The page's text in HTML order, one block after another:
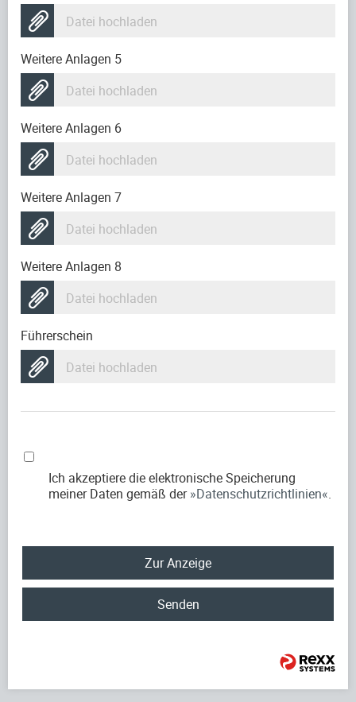
Datei hochladen
Weitere Anlagen 5
Datei hochladen
Weitere Anlagen 6
Datei hochladen
Weitere Anlagen 7
Datei hochladen
Weitere Anlagen 8
Datei hochladen
Führerschein
Datei hochladen
Ich akzeptiere die elektronische Speicherung
meiner Daten gemäß der Datenschutzrichtlinien .
Zur Anzeige
Senden